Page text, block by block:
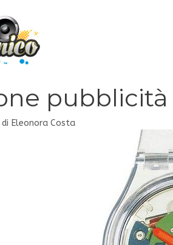
di Eleonora Costa